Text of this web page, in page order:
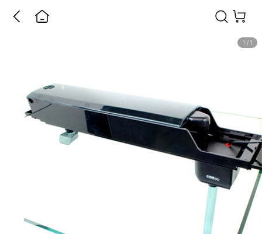
1 / 1